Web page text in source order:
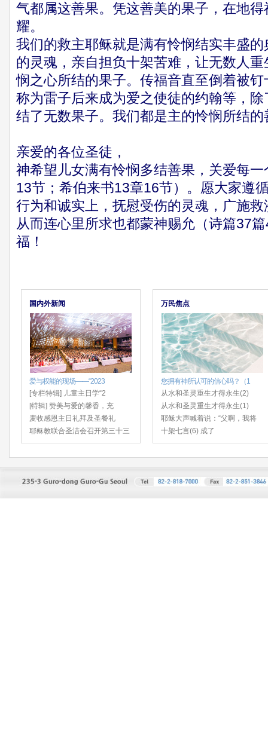
气都属这善果。凭这善美的果子，在地
耀。
我们的救主耶稣就是满有怜悯结实丰盛
的灵魂，亲自担负十架苦难，让无数人
悯之心所结的果子。传福音直至倒着被
称为雷子后来成为爱之使徒的约翰等，
结了无数果子。我们都是主的怜悯所结的
亲爱的各位圣徒，
神希望儿女满有怜悯多结善果，关爱每
13节；希伯来书13章16节）。愿大家遵
行为和诚实上，抚慰受伤的灵魂，广施
从而连心里所求也都蒙神赐允（诗篇37
福！
国内外新闻
爱与权能的现场——“2023
[专栏特辑] 儿童主日学“2
[特辑] 赞美与爱的馨香，充
麦收感恩主日礼拜及圣餐礼
耶稣教联合圣洁会召开第三十三
万民焦点
您拥有神所认可的信心吗？（1
从水和圣灵重生才得永生(2)
从水和圣灵重生才得永生(1)
耶稣大声喊着说：“父啊，我将
十架七言(6) 成了